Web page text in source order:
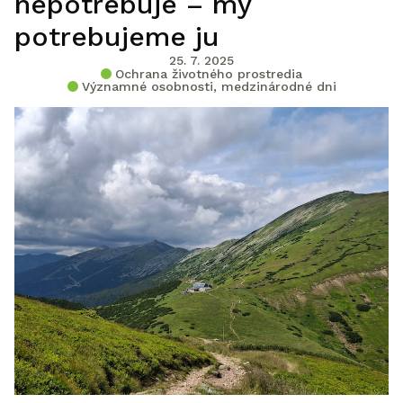
potrebujeme ju
25. 7. 2025
Ochrana životného prostredia
Významné osobnosti, medzinárodné dni